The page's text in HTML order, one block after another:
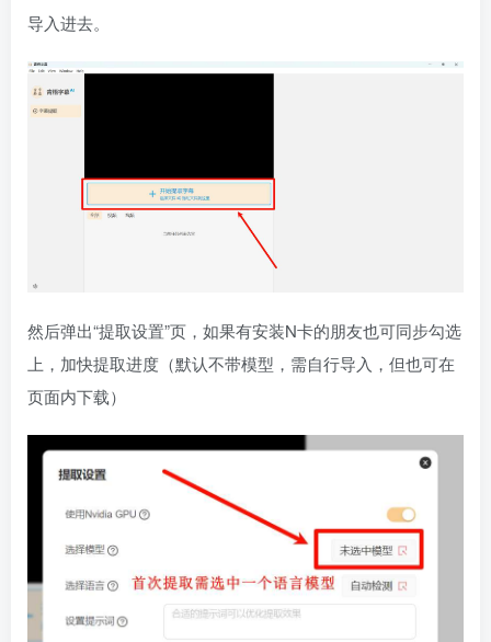
导入进去。
然后弹出“提取设置”页，如果有安装N卡的朋友也可同步勾选
上，加快提取进度（默认不带模型，需自行导入，但也可在
页面内下载）